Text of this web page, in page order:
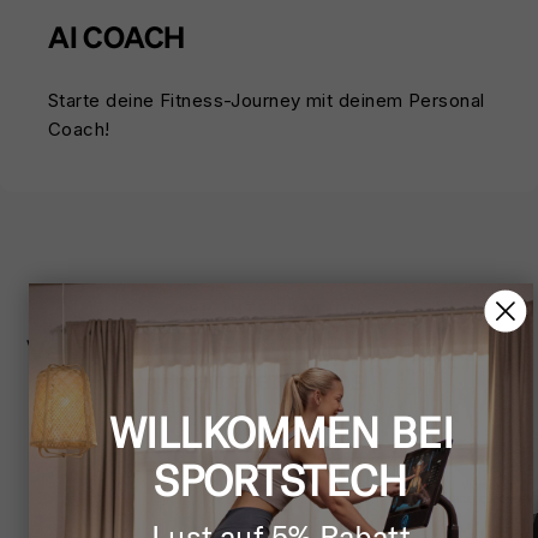
AI COACH
Starte deine Fitness-Journey mit deinem Personal
Coach!
Verbinde die App mit Apple Health &
weiteren Apps
WILLKOMMEN BEI
SPORTSTECH